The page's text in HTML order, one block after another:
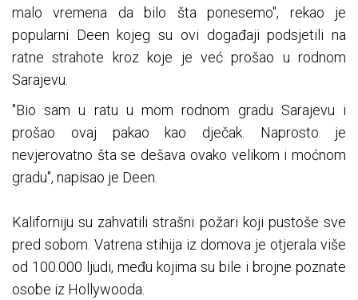
malo vremena da bilo šta ponesemo", rekao je
popularni Deen kojeg su ovi događaji podsjetili na
ratne strahote kroz koje je već prošao u rodnom
Sarajevu.
"Bio sam u ratu u mom rodnom gradu Sarajevu i
prošao ovaj pakao kao dječak. Naprosto je
nevjerovatno šta se dešava ovako velikom i moćnom
gradu", napisao je Deen.
Kaliforniju su zahvatili strašni požari koji pustoše sve
pred sobom. Vatrena stihija iz domova je otjerala više
od 100.000 ljudi, među kojima su bile i brojne poznate
osobe iz Hollywooda.